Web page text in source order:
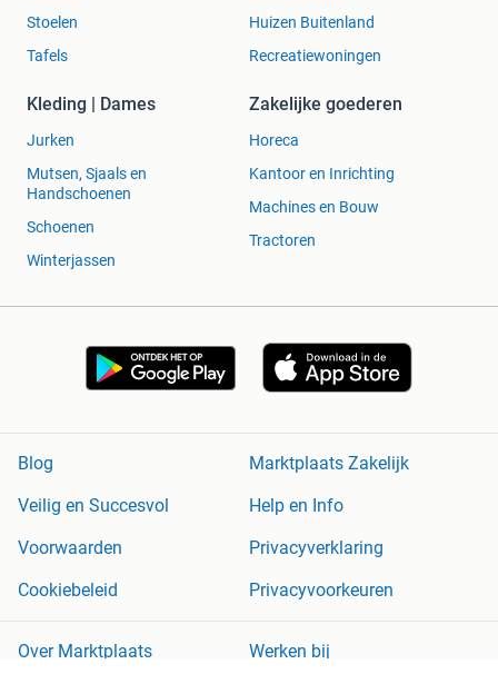
Stoelen
Tafels
Huizen Buitenland
Recreatiewoningen
Kleding | Dames
Jurken
Mutsen, Sjaals en
Handschoenen
Schoenen
Winterjassen
Zakelijke goederen
Horeca
Kantoor en Inrichting
Machines en Bouw
Tractoren
Blog
Marktplaats Zakelijk
Veilig en Succesvol
Help en Info
Voorwaarden
Privacyverklaring
Cookiebeleid
Privacyvoorkeuren
Over Marktplaats
Werken bij